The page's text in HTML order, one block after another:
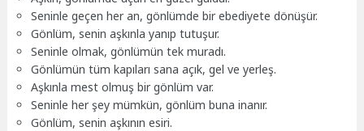
Seninle geçen her an, gönlümde bir ebediyete dönüşür.
Gönlüm, senin aşkınla yanıp tutuşur.
Seninle olmak, gönlümün tek muradı.
Gönlümün tüm kapıları sana açık, gel ve yerleş.
Aşkınla mest olmuş bir gönlüm var.
Seninle her şey mümkün, gönlüm buna inanır.
Gönlüm, senin aşkının esiri.